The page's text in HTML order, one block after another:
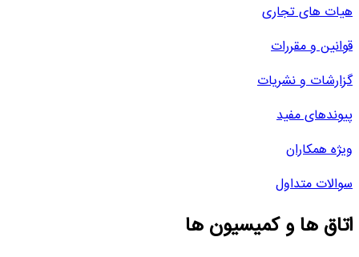
هیات های تجاری
قوانین و مقررات
گزارشات و نشریات
پیوندهای مفید
ویژه همکاران
سوالات متداول
اتاق ها و کمیسیون ها